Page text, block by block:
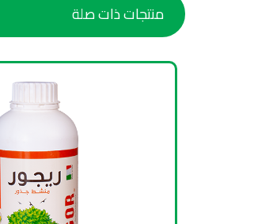
منتجات ذات صلة